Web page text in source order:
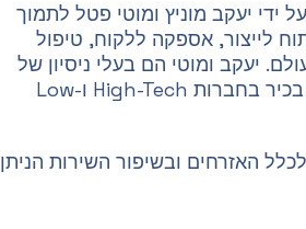
האזרחים ובשיפור השירות הניתן
חברת MF Solutions הוקמה בשנת 2014 על ידי יעקב מוניץ ומוטי פטל לתמוך
לייצור, אספקה ללקוח, טיפול
יעקב ומוטי הם בעלי ניסיון של
עשרות שנים בתפקידי פיתוח, תפעול וניהול בכיר בחברות High-Tech ו-Low